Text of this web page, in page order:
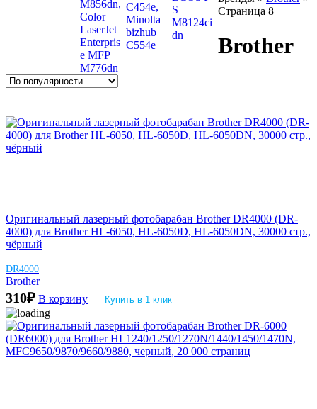
Страница 8
Brother
Оригинальный лазерный фотобарабан Brother DR4000 (DR-
4000) для Brother HL-6050, HL-6050D, HL-6050DN, 30000 стр.,
чёрный
DR4000
Brother
310₽ В корзину Купить в 1 клик